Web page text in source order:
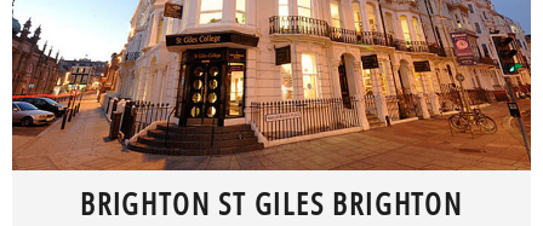
BRIGHTON ST GILES BRIGHTON